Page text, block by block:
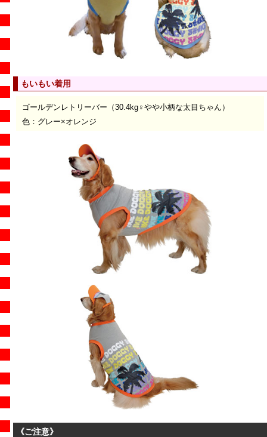
もいもい着用
ゴールデンレトリーバー（30.4kg♀やや小柄な太目ちゃん）
色：グレー×オレンジ
《ご注意》